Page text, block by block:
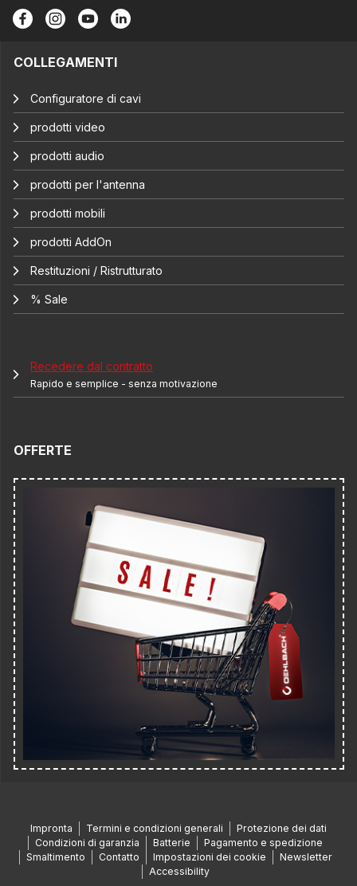
COLLEGAMENTI
Configuratore di cavi
prodotti video
prodotti audio
prodotti per l'antenna
prodotti mobili
prodotti AddOn
Restituzioni / Ristrutturato
% Sale
Recedere dal contratto
Rapido e semplice - senza motivazione
OFFERTE
Impronta Termini e condizioni generali
Protezione dei dati
Condizioni di garanzia
Batterie
Pagamento e spedizione
Smaltimento
Contatto Impostazioni dei cookie
Newsletter
Accessibility